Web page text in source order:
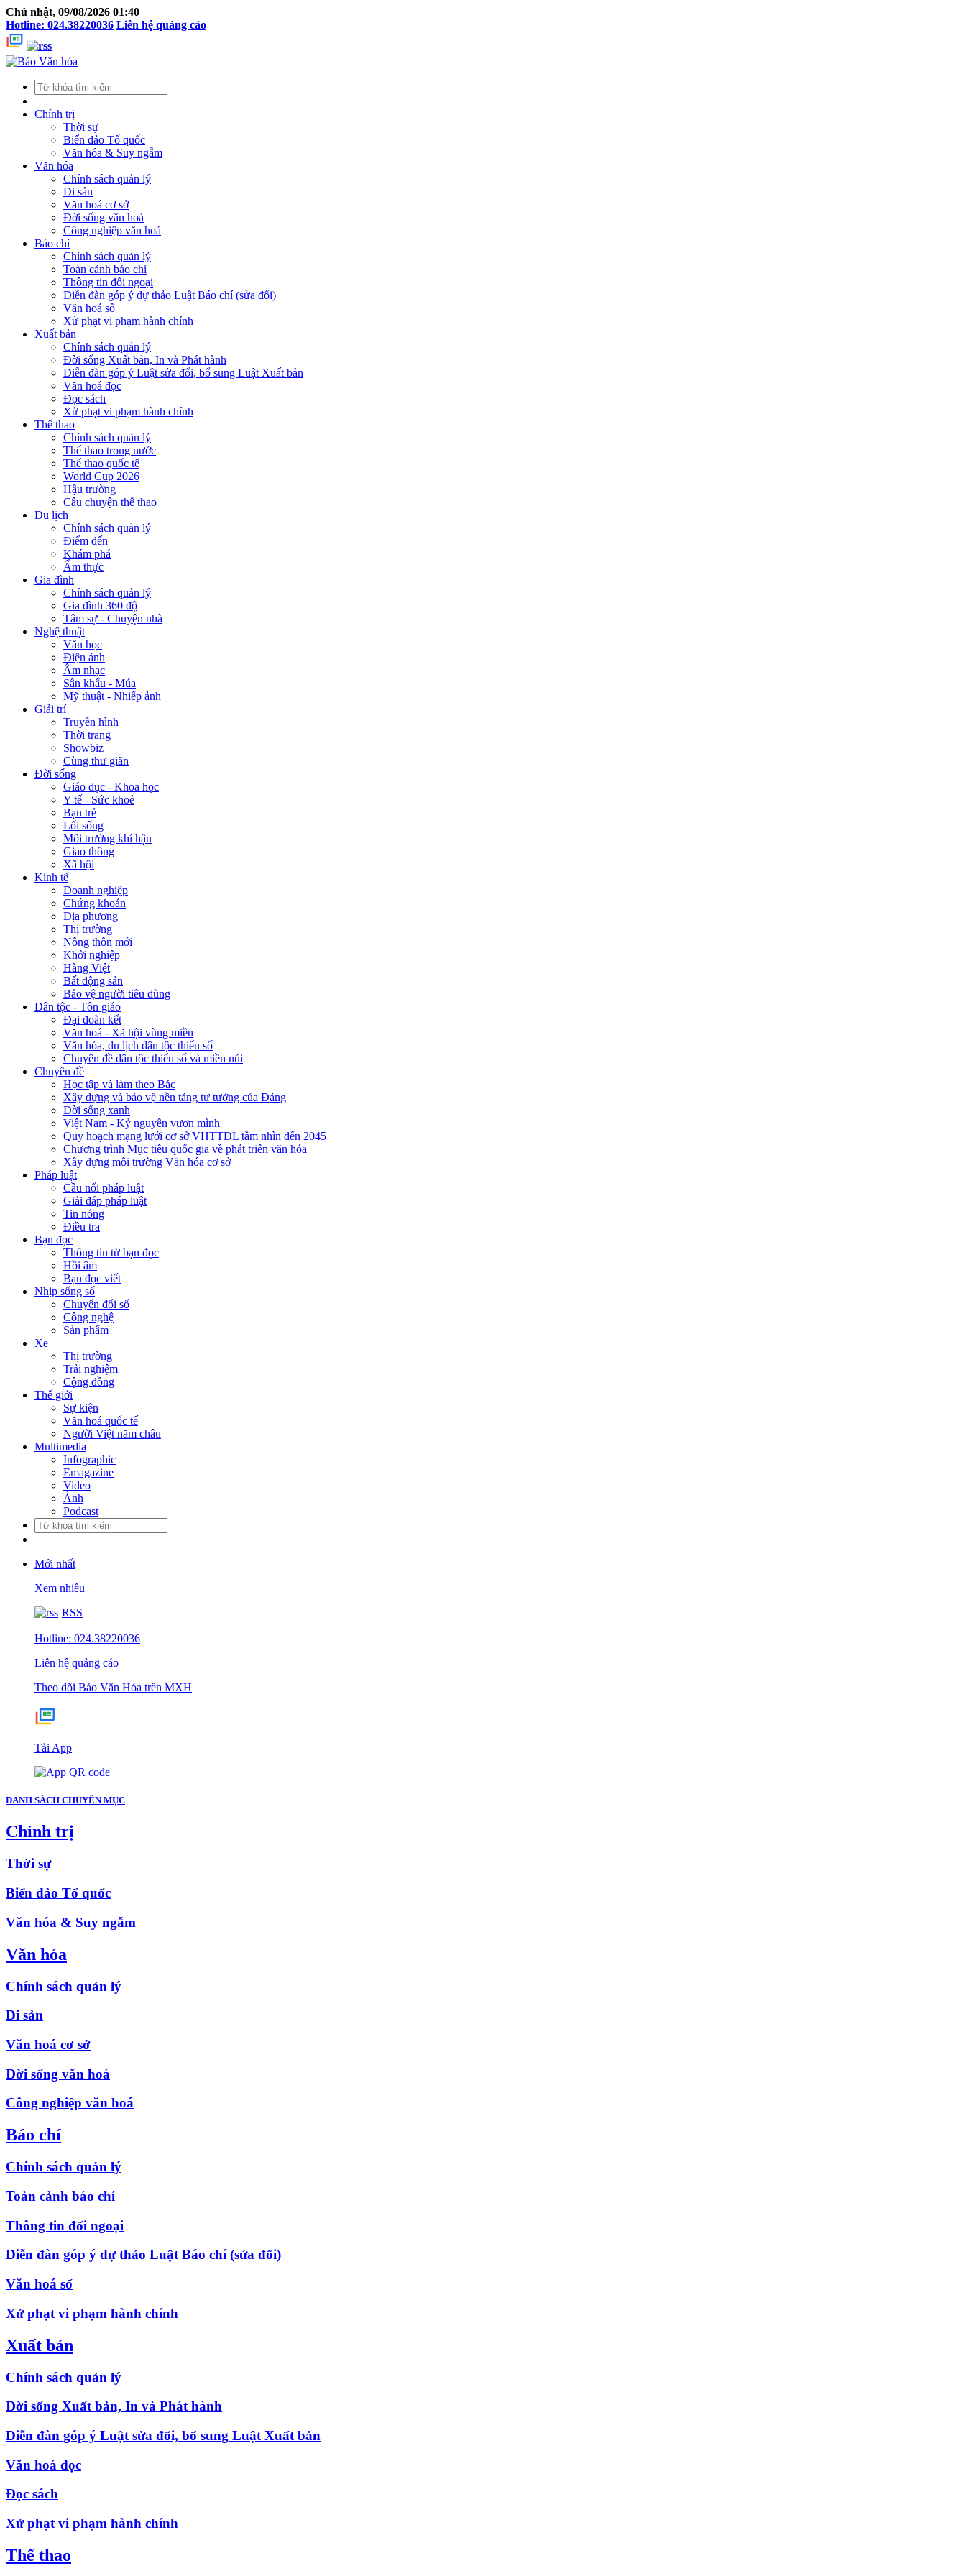
Chủ nhật, 09/08/2026 01:40
Hotline: 024.38220036 Liên hệ quảng cáo
Chính trị
Thời sự
Biển đảo Tổ quốc
Văn hóa & Suy ngẫm
Văn hóa
Chính sách quản lý
Di sản
Văn hoá cơ sở
Đời sống văn hoá
Công nghiệp văn hoá
Báo chí
Chính sách quản lý
Toàn cảnh báo chí
Thông tin đối ngoại
Diễn đàn góp ý dự thảo Luật Báo chí (sửa đổi)
Văn hoá số
Xử phạt vi phạm hành chính
Xuất bản
Chính sách quản lý
Đời sống Xuất bản, In và Phát hành
Diễn đàn góp ý Luật sửa đổi, bổ sung Luật Xuất bản
Văn hoá đọc
Đọc sách
Xử phạt vi phạm hành chính
Thể thao
Chính sách quản lý
Thể thao trong nước
Thể thao quốc tế
World Cup 2026
Hậu trường
Câu chuyện thể thao
Du lịch
Chính sách quản lý
Điểm đến
Khám phá
Ẩm thực
Gia đình
Chính sách quản lý
Gia đình 360 độ
Tâm sự - Chuyện nhà
Nghệ thuật
Văn học
Điện ảnh
Âm nhạc
Sân khấu - Múa
Mỹ thuật - Nhiếp ảnh
Giải trí
Truyền hình
Thời trang
Showbiz
Cùng thư giãn
Đời sống
Giáo dục - Khoa học
Y tế - Sức khoẻ
Bạn trẻ
Lối sống
Môi trường khí hậu
Giao thông
Xã hội
Kinh tế
Doanh nghiệp
Chứng khoán
Địa phương
Thị trường
Nông thôn mới
Khởi nghiệp
Hàng Việt
Bất động sản
Bảo vệ người tiêu dùng
Dân tộc - Tôn giáo
Đại đoàn kết
Văn hoá - Xã hội vùng miền
Văn hóa, du lịch dân tộc thiểu số
Chuyên đề dân tộc thiểu số và miền núi
Chuyên đề
Học tập và làm theo Bác
Xây dựng và bảo vệ nền tảng tư tưởng của Đảng
Đời sống xanh
Việt Nam - Kỷ nguyên vươn mình
Quy hoạch mạng lưới cơ sở VHTTDL tầm nhìn đến 2045
Chương trình Mục tiêu quốc gia về phát triển văn hóa
Xây dựng môi trường Văn hóa cơ sở
Pháp luật
Cầu nối pháp luật
Giải đáp pháp luật
Tin nóng
Điều tra
Bạn đọc
Thông tin từ bạn đọc
Hồi âm
Bạn đọc viết
Nhịp sống số
Chuyển đổi số
Công nghệ
Sản phẩm
Xe
Thị trường
Trải nghiệm
Cộng đồng
Thế giới
Sự kiện
Văn hoá quốc tế
Người Việt năm châu
Multimedia
Infographic
Emagazine
Video
Ảnh
Podcast
Mới nhất
Xem nhiều
RSS
Hotline: 024.38220036
Liên hệ quảng cáo
Theo dõi Báo Văn Hóa trên MXH
Tải App
DANH SÁCH CHUYÊN MỤC
Chính trị
Thời sự
Biển đảo Tổ quốc
Văn hóa & Suy ngẫm
Văn hóa
Chính sách quản lý
Di sản
Văn hoá cơ sở
Đời sống văn hoá
Công nghiệp văn hoá
Báo chí
Chính sách quản lý
Toàn cảnh báo chí
Thông tin đối ngoại
Diễn đàn góp ý dự thảo Luật Báo chí (sửa đổi)
Văn hoá số
Xử phạt vi phạm hành chính
Xuất bản
Chính sách quản lý
Đời sống Xuất bản, In và Phát hành
Diễn đàn góp ý Luật sửa đổi, bổ sung Luật Xuất bản
Văn hoá đọc
Đọc sách
Xử phạt vi phạm hành chính
Thể thao